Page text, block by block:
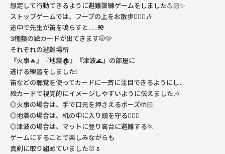
想定して行動できるように避難訓練ゲームをしました💪🏻✨
ストップゲームでは、フープの上をお散歩🚶🏻‍♂️🎶
途中で先生が笛を鳴らすと……⁇📢
3種類の絵カードが出てきます🤭🩵
それぞれの避難場所
『火事🔥』『地震🏠』『津波🌊』の部屋に
逃げる練習をしました❕
笛などの聴覚を使ってカードに一斉に注目できるようにし、
絵カードで視覚的にイメージしやすいように伝えました🎶
◎火事の場合は、手で口元を押さえるポーズ🤲🏻
◎地震の場合は、机の中に入り頭を守る🙆🏻‍♀️
◎津波の場合は、マットに登り高台に避難する🏃
ゲームにすることで楽しみながらも
真剣に取り組めていました🐰🌷